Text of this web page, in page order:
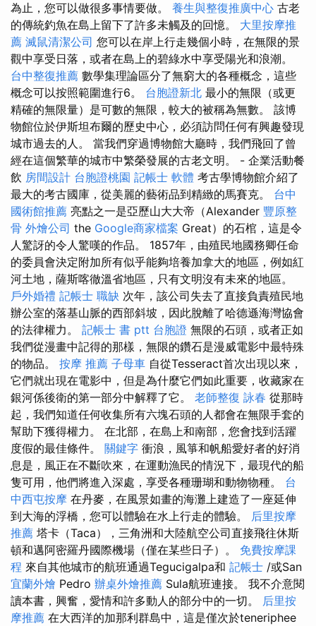
為止，您可以做很多事情要做。 養生與整復推廣中心 古老
的傳統釣魚在島上留下了許多未觸及的回憶。 大里按摩推
薦 滅鼠清潔公司 您可以在岸上行走幾個小時，在無限的景
觀中享受日落，或者在島上的碧綠水中享受陽光和浪潮。
台中整復推薦 數學集理論區分了無窮大的各種概念，這些
概念可以按照範圍進行6。 台胞證新北 最小的無限（或更
精確的無限量）是可數的無限，較大的被稱為無數。 該博
物館位於伊斯坦布爾的歷史中心，必須訪問任何有興趣發現
城市過去的人。 當我們穿過博物館大廳時，我們飛回了曾
經在這個繁華的城市中繁榮發展的古老文明。 - 企業活動餐
飲 房間設計 台胞證桃園 記帳士 軟體 考古學博物館介紹了
最大的考古國庫，從美麗的藝術品到精緻的馬賽克。 台中
國術館推薦 亮點之一是亞歷山大大帝（Alexander 豐原整
骨 外燴公司 the Google商家檔案 Great）的石棺，這是令
人驚訝的令人驚嘆的作品。 1857年，由殖民地國務卿任命
的委員會決定附加所有似乎能夠培養加拿大的地區，例如紅
河土地，薩斯喀徹溫省地區，只有文明沒有未來的地區。
戶外婚禮 記帳士 職缺 次年，該公司失去了直接負責殖民地
辦公室的落基山脈的西部斜坡，因此脫離了哈德遜海灣協會
的法律權力。 記帳士 書 ptt 台胞證 無限的石頭，或者正如
我們從漫畫中記得的那樣，無限的鑽石是漫威電影中最特殊
的物品。 按摩 推薦 子母車 自從Tesseract首次出現以來，
它們就出現在電影中，但是為什麼它們如此重要，收藏家在
銀河係後衛的第一部分中解釋了它。 老師整復 詠春 從那時
起，我們知道任何收集所有六塊石頭的人都會在無限手套的
幫助下獲得權力。 在北部，在島上和南部，您會找到活躍
度假的最佳條件。 關鍵字 衝浪，風箏和帆船愛好者的好消
息是，風正在不斷吹來，在運動漁民的情況下，最現代的船
隻可用，他們將進入深處，享受各種珊瑚和動物物種。 台
中西屯按摩 在丹麥，在風景如畫的海灘上建造了一座延伸
到大海的浮橋，您可以體驗在水上行走的體驗。 后里按摩
推薦 塔卡（Taca），三角洲和大陸航空公司直接飛往休斯
頓和邁阿密羅丹國際機場（僅在某些日子）。 免費按摩課
程 來自其他城市的航班通過Tegucigalpa和 記帳士 /或San
宜蘭外燴 Pedro 辦桌外燴推薦 Sula航班連接。 我不介意閱
讀本書，興奮，愛情和許多動人的部分中的一切。 后里按
摩推薦 在大西洋的加那利群島中，這是僅次於teneriphee